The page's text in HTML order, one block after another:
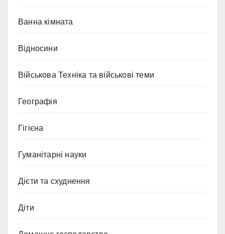
Ванна кімната
Відносини
Військова Техніка та військові теми
Географія
Гігієна
Гуманітарні науки
Дієти та схуднення
Діти